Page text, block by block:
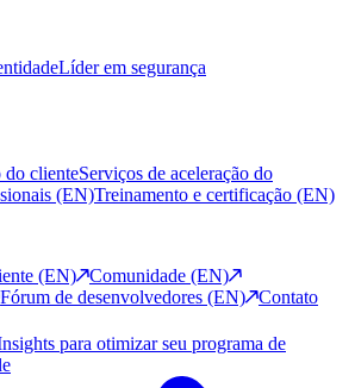
Líder em segurança
do clienteServiços de aceleração do
(EN)Treinamento e certificação (EN)
(EN)
Comunidade (EN)
Fórum de desenvolvedores (EN) Contato
para otimizar seu programa de